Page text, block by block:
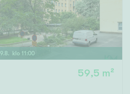
9.8. klo 11 :00
59,5 m²